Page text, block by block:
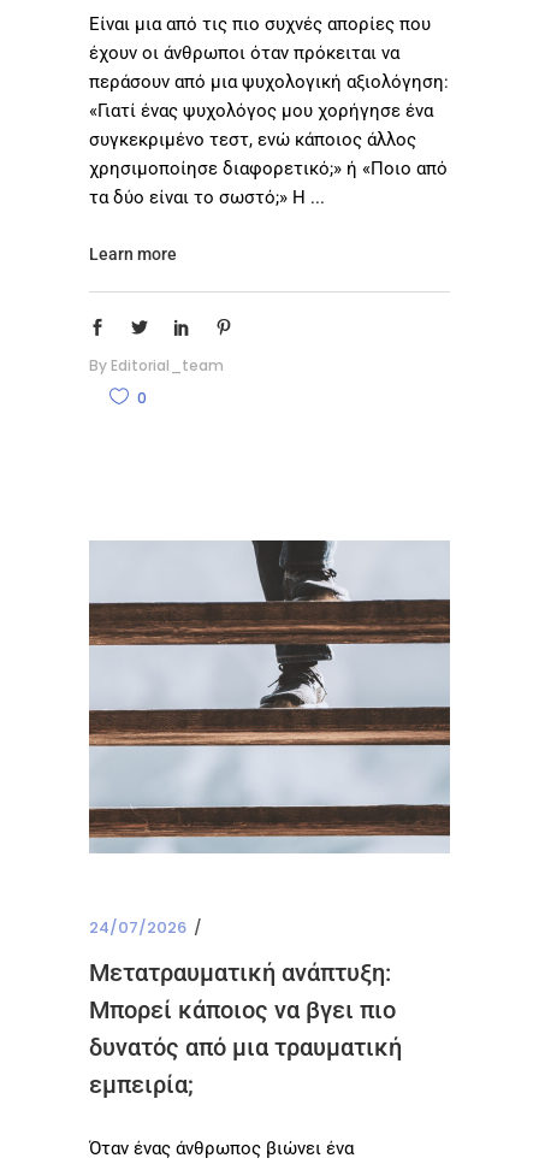
Είναι μια από τις πιο συχνές απορίες που
έχουν οι άνθρωποι όταν πρόκειται να
περάσουν από μια ψυχολογική αξιολόγηση:
«Γιατί ένας ψυχολόγος μου χορήγησε ένα
συγκεκριμένο τεστ, ενώ κάποιος άλλος
χρησιμοποίησε διαφορετικό;» ή «Ποιο από
τα δύο είναι το σωστό;» Η
Learn more
By Editorial_team
0
24/07/2026
Μετατραυματική ανάπτυξη:
Μπορεί κάποιος να βγει πιο
δυνατός από μια τραυματική
εμπειρία;
Όταν ένας άνθρωπος βιώνει ένα